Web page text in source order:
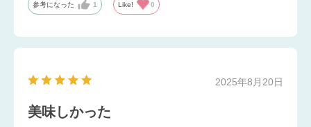
参考になった 1 Like! 0
2025年8月20日
美味しかった